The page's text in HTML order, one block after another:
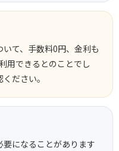
て、手数料0円、金利も
用できるとのことでし
ださい。
になることがあります